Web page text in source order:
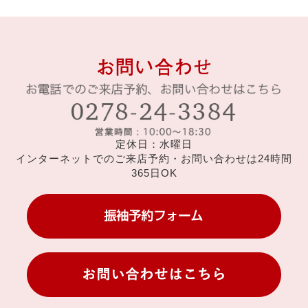
定休日：水曜日
インターネットでのご来店予約・お問い合わせは24時間
365日OK